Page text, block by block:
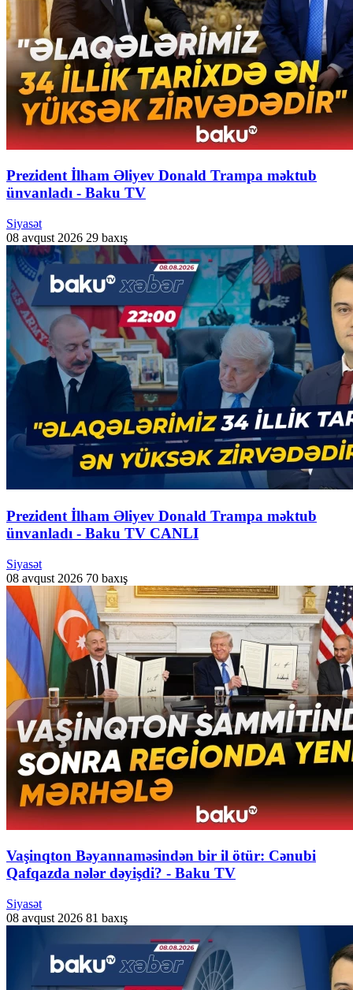
Prezident İlham Əliyev Donald Trampa məktub
ünvanladı - Baku TV
Siyasət
08 avqust 2026 29 baxış
Prezident İlham Əliyev Donald Trampa məktub
ünvanladı - Baku TV CANLI
Siyasət
08 avqust 2026 70 baxış
Vaşinqton Bəyannaməsindən bir il ötür: Cənubi
Qafqazda nələr dəyişdi? - Baku TV
Siyasət
08 avqust 2026 81 baxış